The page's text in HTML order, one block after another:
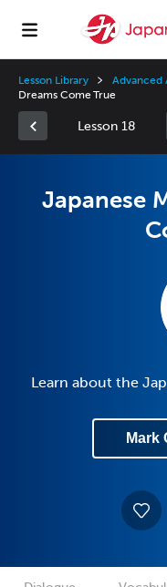
Lesson Library Advanced
Dreams Come True
Lesson 18
Japanese
Learn about the
Mark